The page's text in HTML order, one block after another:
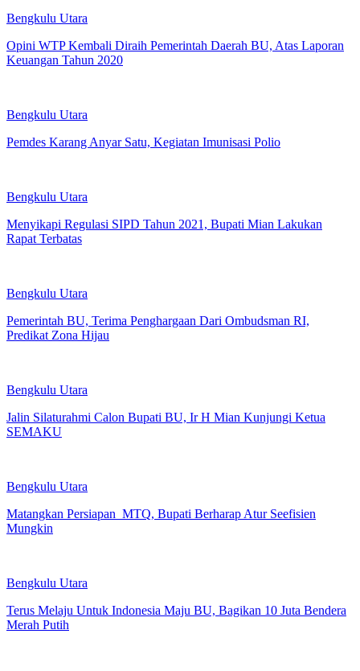
Bengkulu Utara
Opini WTP Kembali Diraih Pemerintah Daerah BU, Atas Laporan
Keuangan Tahun 2020
Bengkulu Utara
Pemdes Karang Anyar Satu, Kegiatan Imunisasi Polio
Bengkulu Utara
Menyikapi Regulasi SIPD Tahun 2021, Bupati Mian Lakukan
Rapat Terbatas
Bengkulu Utara
Pemerintah BU, Terima Penghargaan Dari Ombudsman RI,
Predikat Zona Hijau
Bengkulu Utara
Jalin Silaturahmi Calon Bupati BU, Ir H Mian Kunjungi Ketua
SEMAKU
Bengkulu Utara
Matangkan Persiapan MTQ, Bupati Berharap Atur Seefisien
Mungkin
Bengkulu Utara
Terus Melaju Untuk Indonesia Maju BU, Bagikan 10 Juta Bendera
Merah Putih